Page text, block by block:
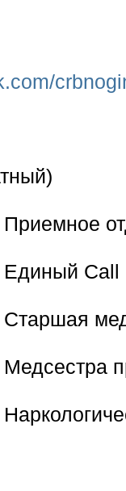
Приемное
Единый Call
Старшая
Медсестра